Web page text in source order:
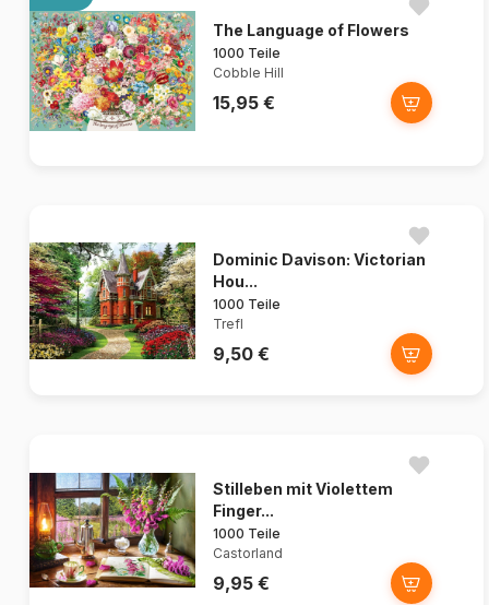
The Language of Flowers
1000 Teile
Cobble Hill
15,95 €
Dominic Davison: Victorian
Hou...
1000 Teile
Trefl
9,50 €
Stilleben mit Violettem
Finger...
1000 Teile
Castorland
9,95 €